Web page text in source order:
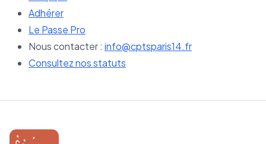
Adhérer
Le Passe Pro
Nous contacter : info@cptsparis14.fr
Consultez nos statuts